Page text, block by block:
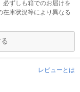
必ずしも箱でのお届けを
在庫状況等により異なる
レビューとは